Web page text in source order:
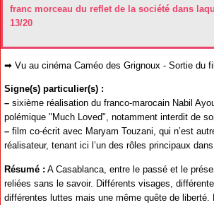
franc morceau du reflet de la société dans
13/20
➡ Vu au cinéma Caméo des Grignoux - Sortie du
Signe(s) particulier(s) :
– sixième réalisation du franco-marocain Nabil
polémique "Much Loved", notamment interdit de
– film co-écrit avec Maryam Touzani, qui n’est
réalisateur, tenant ici l’un des rôles principaux
Résumé : A Casablanca, entre le passé et le
reliées sans le savoir. Différents visages,
différentes luttes mais une même quête de liberté.